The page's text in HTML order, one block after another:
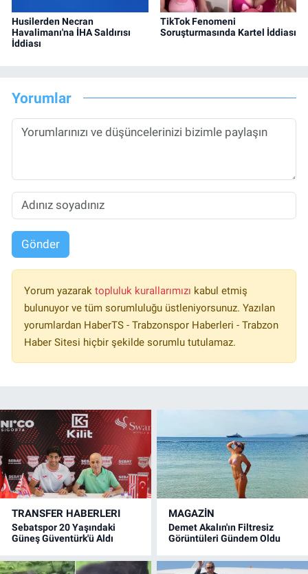
Husilerden Necran
Havalimanı'na İHA Saldırısı
İddiası
TikTok Fenomeni
Soruşturmasında Kartel İddiası
Yorumlar
Gönder
Yorum yazarak topluluk kurallarımızı kabul etmiş
bulunuyor ve tüm sorumluluğu üstleniyorsunuz. Yazılan
yorumlardan HaberTS - Trabzonspor Haberleri - Trabzon
Haber Sitesi hiçbir şekilde sorumlu tutulamaz.
TRANSFER HABERLERI
Sebatspor 20 Yaşındaki
Güneş Güventürk'ü Aldı
MAGAZİN
Demet Akalın'ın Filtresiz
Görüntüleri Gündem Oldu